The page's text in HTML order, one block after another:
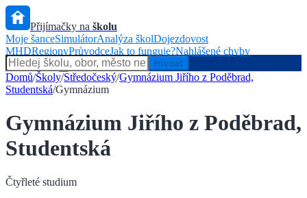
Přijímačky na školu
Moje šanceSimulátorAnalýza školDojezdovost
MHDRegionyPrůvodceJak to funguje?Nahlášené chyby
Hlídač státu
Hledat
Domů/Školy/Středočeský/Gymnázium Jiřího z Poděbrad,
Studentská/Gymnázium
Gymnázium Jiřího z Poděbrad,
Studentská
Čtyřleté studium